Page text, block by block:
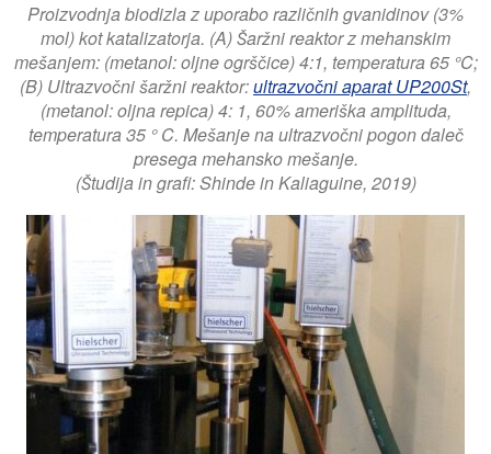
Proizvodnja biodizla z uporabo različnih gvanidinov (3%
mol) kot katalizatorja. (A) Šaržni reaktor z mehanskim
mešanjem: (metanol: oljne ogrščice) 4:1, temperatura 65 °C;
(B) Ultrazvočni šaržni reaktor:ultrazvočni aparat UP200St,
(metanol: oljna repica) 4: 1, 60% ameriška amplituda,
temperatura 35 ° C. Mešanje na ultrazvočni pogon daleč
presega mehansko mešanje.
(Študija in grafi: Shinde in Kaliaguine, 2019)